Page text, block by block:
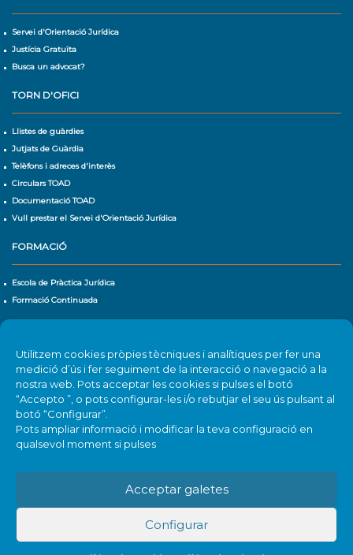
Utilitzem cookies pròpies tècniques i analítiques per fer una
medició d’ús i fer seguiment de la interacció o navegació a la
nostra web. Pots acceptar les cookies si pulses el botó
“Accepto ”, o pots configurar-les i/o rebutjar el seu ús pulsant al
botó “Configurar”.
Pots ampliar informació i modificar la teva configuració en
qualsevol moment si pulses
Acceptar galetes
Configurar
Servei d'Orientació Jurídica
Justícia Gratuïta
Busca un advocat?
TORN D'OFICI
Llistes de guàrdies
Jutjats de Guàrdia
Telèfons i adreces d'interès
Circulars TOAD
Documentació TOAD
Vull prestar el Servei d'Orientació Jurídica
FORMACIÓ
Escola de Pràctica Jurídica
Formació Continuada
Agenda